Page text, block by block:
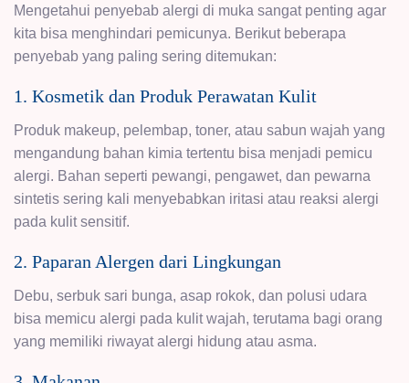
Mengetahui penyebab alergi di muka sangat penting agar
kita bisa menghindari pemicunya. Berikut beberapa
penyebab yang paling sering ditemukan:
1. Kosmetik dan Produk Perawatan Kulit
Produk makeup, pelembap, toner, atau sabun wajah yang
mengandung bahan kimia tertentu bisa menjadi pemicu
alergi. Bahan seperti pewangi, pengawet, dan pewarna
sintetis sering kali menyebabkan iritasi atau reaksi alergi
pada kulit sensitif.
2. Paparan Alergen dari Lingkungan
Debu, serbuk sari bunga, asap rokok, dan polusi udara
bisa memicu alergi pada kulit wajah, terutama bagi orang
yang memiliki riwayat alergi hidung atau asma.